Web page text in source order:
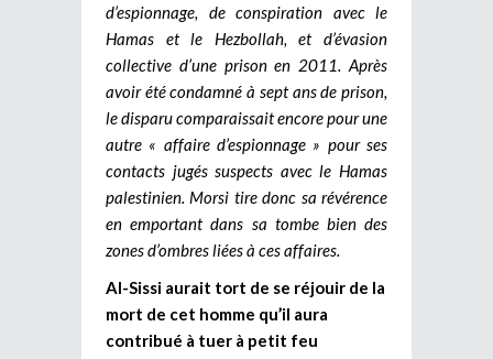
d’espionnage, de conspiration avec le
Hamas et le Hezbollah, et d’évasion
collective d’une prison en 2011. Après
avoir été condamné à sept ans de prison,
le disparu comparaissait encore pour une
autre « affaire d’espionnage » pour ses
contacts jugés suspects avec le Hamas
palestinien. Morsi tire donc sa révérence
en emportant dans sa tombe bien des
zones d’ombres liées à ces affaires.
Al-Sissi aurait tort de se réjouir de la
mort de cet homme qu’il aura
contribué à tuer à petit feu